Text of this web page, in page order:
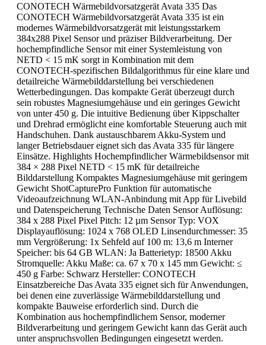
CONOTECH Wärmebildvorsatzgerät Avata 335 Das
CONOTECH Wärmebildvorsatzgerät Avata 335 ist ein
modernes Wärmebildvorsatzgerät mit leistungsstarkem
384x288 Pixel Sensor und präziser Bildverarbeitung. Der
hochempfindliche Sensor mit einer Systemleistung von
NETD < 15 mK sorgt in Kombination mit dem
CONOTECH-spezifischen Bildalgorithmus für eine klare und
detailreiche Wärmebilddarstellung bei verschiedenen
Wetterbedingungen. Das kompakte Gerät überzeugt durch
sein robustes Magnesiumgehäuse und ein geringes Gewicht
von unter 450 g. Die intuitive Bedienung über Kippschalter
und Drehrad ermöglicht eine komfortable Steuerung auch mit
Handschuhen. Dank austauschbarem Akku-System und
langer Betriebsdauer eignet sich das Avata 335 für längere
Einsätze. Highlights Hochempfindlicher Wärmebildsensor mit
384 × 288 Pixel NETD < 15 mK für detailreiche
Bilddarstellung Kompaktes Magnesiumgehäuse mit geringem
Gewicht ShotCapturePro Funktion für automatische
Videoaufzeichnung WLAN-Anbindung mit App für Livebild
und Datenspeicherung Technische Daten Sensor Auflösung:
384 x 288 Pixel Pixel Pitch: 12 µm Sensor Typ: VOX
Displayauflösung: 1024 x 768 OLED Linsendurchmesser: 35
mm Vergrößerung: 1x Sehfeld auf 100 m: 13,6 m Interner
Speicher: bis 64 GB WLAN: Ja Batterietyp: 18500 Akku
Stromquelle: Akku Maße: ca. 67 x 70 x 145 mm Gewicht: ≤
450 g Farbe: Schwarz Hersteller: CONOTECH
Einsatzbereiche Das Avata 335 eignet sich für Anwendungen,
bei denen eine zuverlässige Wärmebilddarstellung und
kompakte Bauweise erforderlich sind. Durch die
Kombination aus hochempfindlichem Sensor, moderner
Bildverarbeitung und geringem Gewicht kann das Gerät auch
unter anspruchsvollen Bedingungen eingesetzt werden.